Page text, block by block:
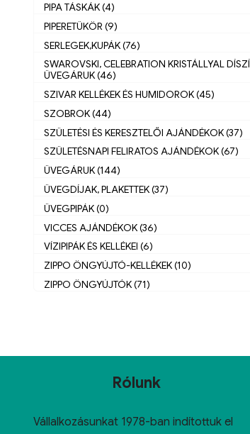
PIPA TÁSKÁK (4)
PIPERETÜKÖR (9)
SERLEGEK,KUPÁK (76)
SWAROVSKI, CELEBRATION KRISTÁLLYAL
ÜVEGÁRUK (46)
SZIVAR KELLÉKEK ÉS HUMIDOROK (45)
SZOBROK (44)
SZÜLETÉSI ÉS KERESZTELŐI AJÁNDÉKOK (37)
SZÜLETÉSNAPI FELIRATOS AJÁNDÉKOK (67)
ÜVEGÁRUK (144)
ÜVEGDÍJAK, PLAKETTEK (37)
ÜVEGPIPÁK (0)
VICCES AJÁNDÉKOK (36)
VÍZIPIPÁK ÉS KELLÉKEI (6)
ZIPPO ÖNGYÚJTÓ-KELLÉKEK (10)
ZIPPO ÖNGYÚJTÓK (71)
Rólunk
Vállalkozásunkat 1978-ban indítottuk el